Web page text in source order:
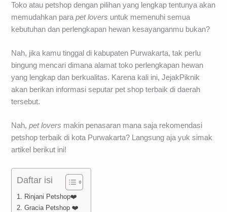
Toko atau petshop dengan pilihan yang lengkap tentunya akan
memudahkan parapet lovers untuk memenuhi semua
kebutuhan dan perlengkapan hewan kesayanganmu bukan?
Nah, jika kamu tinggal di kabupaten Purwakarta, tak perlu
bingung mencari dimana alamat toko perlengkapan hewan
yang lengkap dan berkualitas. Karena kali ini, JejakPiknik
akan berikan informasi seputar pet shop terbaik di daerah
tersebut.
Nah,petlovers makin penasaran mana saja rekomendasi
petshop terbaik di kota Purwakarta? Langsung aja yuk simak
artikel berikut ini!
Daftar isi
1. Rinjani Petshop❤️
2. Gracia Petshop ❤️